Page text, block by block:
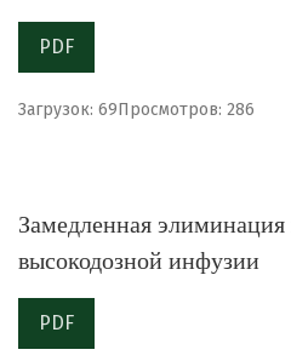
PDF
Загрузок: 69Просмотров: 286
Замедленная элиминация
высокодозной инфузии
PDF